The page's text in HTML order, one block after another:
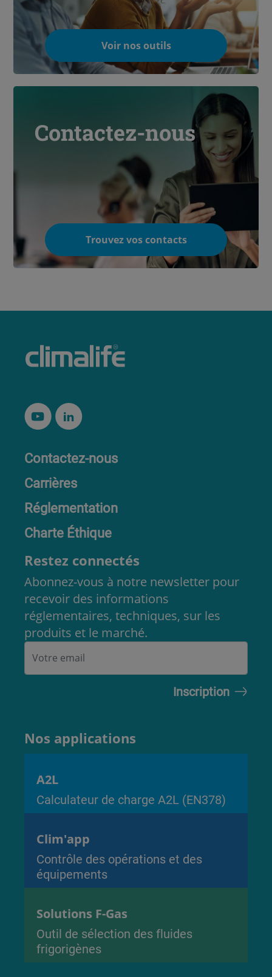
Voir nos outils
Contactez-nous
Trouvez vos contacts
Contactez-nous
Carrières
Réglementation
Charte Éthique
Restez connectés
Abonnez-vous à notre newsletter pour
recevoir des informations
réglementaires, techniques, sur les
produits et le marché.
Nos applications
A2L
Calculateur de charge A2L (EN378)
Clim'app
Contrôle des opérations et des
équipements
Solutions F-Gas
Outil de sélection des fluides
frigorigènes